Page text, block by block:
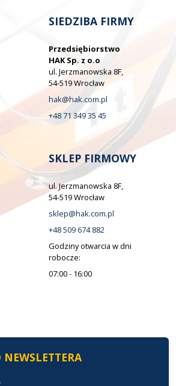
SIEDZIBA FIRMY
Przedsiębiorstwo
HAK Sp. z o.o
ul. Jerzmanowska 8F,
54-519 Wrocław
hak@hak.com.pl
+48 71 349 35 45
SKLEP FIRMOWY
ul. Jerzmanowska 8F,
54-519 Wrocław
sklep@hak.com.pl
+48 509 674 882
Godziny otwarcia w dni
robocze:
07:00 - 16:00